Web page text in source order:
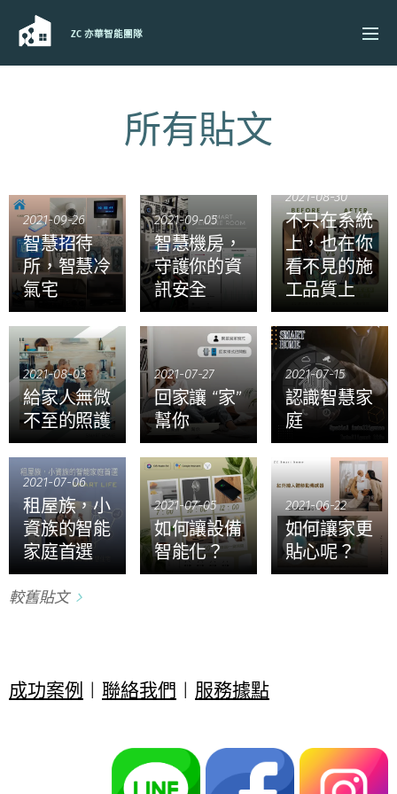
ZC 亦華智能團隊
所有貼文
2021-09-26
智慧招待
所，智慧冷
氣宅
2021-09-05
智慧機房，
守護你的資
訊安全
2021-08-30
不只在系統
上，也在你
看不見的施
工品質上
2021-08-03
給家人無微
不至的照護
2021-07-27
回家讓 “家”
幫你
2021-07-15
認識智慧家
庭
2021-07-06
租屋族，小
資族的智能
家庭首選
2021-07-05
如何讓設備
智能化？
2021-06-22
如何讓家更
貼心呢？
較舊貼文
成功案例 | 聯絡我們 | 服務據點